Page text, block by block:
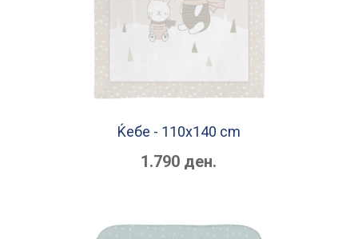
Ќебe - 110х140 cm
1.790 ден.